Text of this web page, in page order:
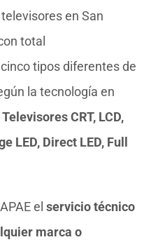
en San
total
tipos diferentes de
la tecnología en
Televisores CRT, LCD,
LED, Direct LED, Full
el servicio técnico
marca o